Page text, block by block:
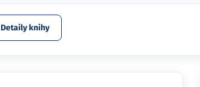
Detaily knihy